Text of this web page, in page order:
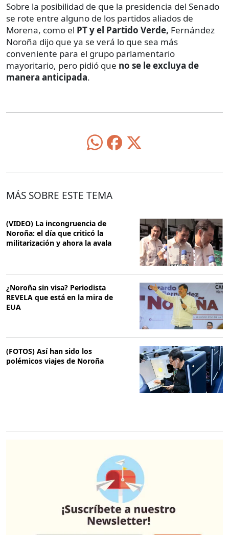
Sobre la posibilidad de que la presidencia del Senado
se rote entre alguno de los partidos aliados de
Morena, como el PT y el Partido Verde, Fernández
Noroña dijo que ya se verá lo que sea más
conveniente para el grupo parlamentario
mayoritario, pero pidió que no se le excluya de
manera anticipada.
MÁS SOBRE ESTE TEMA
(VIDEO) La incongruencia de
Noroña: el día que criticó la
militarización y ahora la avala
¿Noroña sin visa? Periodista
REVELA que está en la mira de
EUA
(FOTOS) Así han sido los
polémicos viajes de Noroña